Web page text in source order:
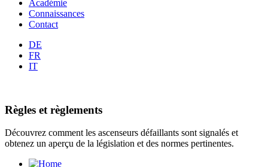
Académie
Connaissances
Contact
DE
FR
IT
Règles et règlements
Découvrez comment les ascenseurs défaillants sont signalés et
obtenez un aperçu de la législation et des normes pertinentes.